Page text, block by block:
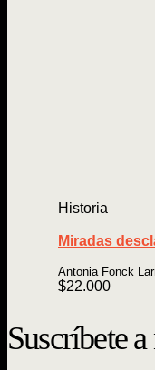
Historia
Miradas
Antonia Fonck
$22.000
Suscríbete